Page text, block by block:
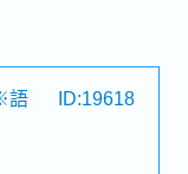
語 ID:19618